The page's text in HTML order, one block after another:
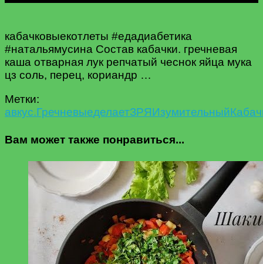
кабачковыекотлеты #едадиабетика
#натальямусина Состав кабачки. гречневая
каша отварная лук репчатый чеснок яйца мука
цз соль, перец, кориандр …
Метки:
авкус.ГречневыеделаетЗРЯИзумительный
Вам может также понравиться...